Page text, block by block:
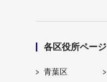
各区役所ページ
青葉区